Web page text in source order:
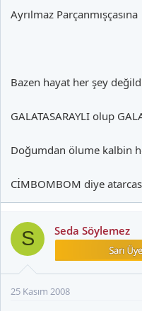
Ayrılmaz Parçanmışçasına
Bazen hayat her şey
GALATASARAYLI olup
Doğumdan ölume kalbin
CİMBOMBOM diye
S Seda Söylemez
25 Kasım 2008